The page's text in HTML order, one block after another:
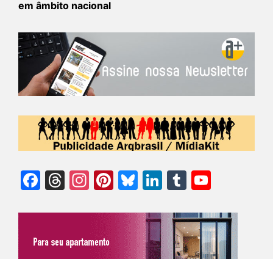
em âmbito nacional
Facebook
Threads
Instagram
Pinterest
Bluesky
LinkedIn
Tumblr